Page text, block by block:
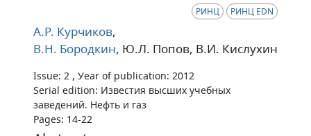
РИНЦ РИНЦ EDN
А.Р. Курчиков,
В.Н. Бородкин, Ю.Л. Попов, В.И. Кислухин
Issue: 2 , Уear of publication: 2012
Serial edition: Известия высших учебных
заведений. Нефть и газ
Pages: 14-22